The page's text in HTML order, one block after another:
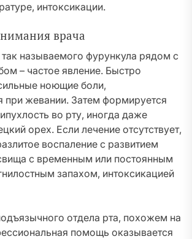
интоксикации.
врача
называемого фурункула рядом с
– частое явление. Быстро
ноющие боли,
при жевании. Затем формируется
во рту, иногда даже
орех. Если лечение отсутствует,
воспаление с развитием
с временным или постоянным
запахом, интоксикацией
отдела рта, похожем на
помощь оказывается